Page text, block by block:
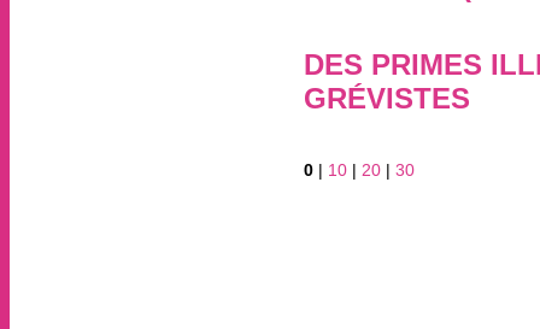
DES PRIMES
GRÉVISTES
0| 10| 20| 30